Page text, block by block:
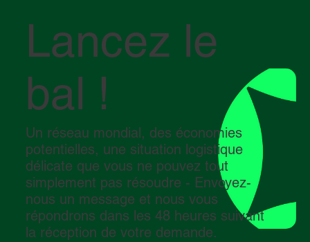
Lancez le
bal !
Un réseau mondial, des économies
potentielles, une situation logistique
délicate que vous ne pouvez tout
simplement pas résoudre - Envoyez-
nous un message et nous vous
répondrons dans les 48 heures suivant
la réception de votre demande.